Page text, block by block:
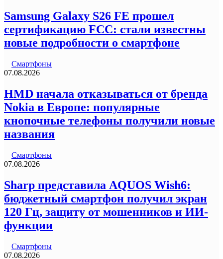
Samsung Galaxy S26 FE прошел
сертификацию FCC: стали известны
новые подробности о смартфоне
Смартфоны
07.08.2026
HMD начала отказываться от бренда
Nokia в Европе: популярные
кнопочные телефоны получили новые
названия
Смартфоны
07.08.2026
Sharp представила AQUOS Wish6:
бюджетный смартфон получил экран
120 Гц, защиту от мошенников и ИИ-
функции
Смартфоны
07.08.2026